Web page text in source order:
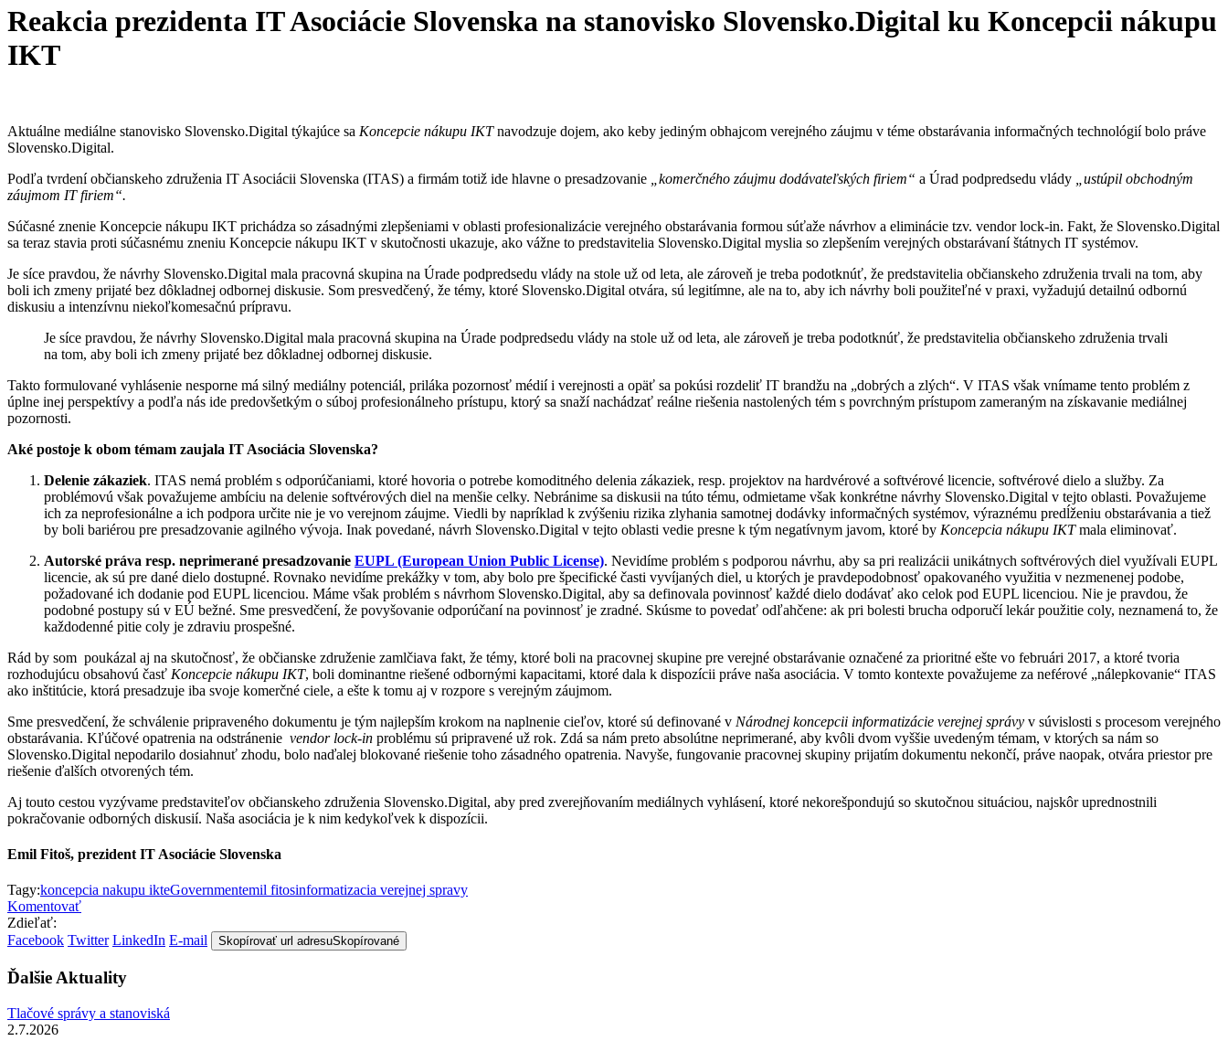
Reakcia prezidenta IT Asociácie Slovenska na stanovisko Slovensko.Digital ku Koncepcii nákupu
IKT
Aktuálne mediálne stanovisko Slovensko.Digital týkajúce sa Koncepcie nákupu IKTnavodzuje dojem, ako keby jediným obhajcom verejného záujmu v téme obstarávania informačných technológií bolo práve
Slovensko.Digital.
Podľa tvrdení občianskeho združenia IT Asociácii Slovenska (ITAS) a firmám totiž ide hlavne o presadzovanie
„komerčného záujmu dodávateľských firiem“ a Úrad podpredsedu vlády
„ustúpil obchodným
záujmom IT firiem“.
Súčasné znenie Koncepcie nákupu IKT prichádza so zásadnými zlepšeniami v oblasti profesionalizácie verejného obstarávania formou súťaže návrhov a eliminácie tzv. vendor lock-in. Fakt, že Slovensko.Digital
sa teraz stavia proti súčasnému zneniu Koncepcie nákupu IKT v skutočnosti ukazuje, ako vážne to predstavitelia Slovensko.Digital myslia so zlepšením verejných obstarávaní štátnych IT systémov.
Je síce pravdou, že návrhy Slovensko.Digital mala pracovná skupina na Úrade podpredsedu vlády na stole už od leta, ale zároveň je treba podotknúť, že predstavitelia občianskeho združenia trvali na tom, aby
boli ich zmeny prijaté bez dôkladnej odbornej diskusie. Som presvedčený, že témy, ktoré Slovensko.Digital otvára, sú legitímne, ale na to, aby ich návrhy boli použiteľné v praxi, vyžadujú detailnú odbornú
diskusiu a intenzívnu niekoľkomesačnú prípravu.
Je síce pravdou, že návrhy Slovensko.Digital mala pracovná skupina na Úrade podpredsedu vlády na stole už od leta, ale zároveň je treba podotknúť, že predstavitelia občianskeho združenia trvali
na tom, aby boli ich zmeny prijaté bez dôkladnej odbornej diskusie.
Takto formulované vyhlásenie nesporne má silný mediálny potenciál, priláka pozornosť médií i verejnosti a opäť sa pokúsi rozdeliť IT brandžu na „dobrých a zlých“. V ITAS však vnímame tento problém z
úplne inej perspektívy a podľa nás ide predovšetkým o súboj profesionálneho prístupu, ktorý sa snaží nachádzať reálne riešenia nastolených tém s povrchným prístupom zameraným na získavanie mediálnej
pozornosti.
Aké postoje k obom témam zaujala IT Asociácia Slovenska?
Delenie zákaziek. ITAS nemá problém s odporúčaniami, ktoré hovoria o potrebe komoditného delenia zákaziek, resp. projektov na hardvérové a softvérové licencie, softvérové dielo a služby. Za
problémovú však považujeme ambíciu na delenie softvérových diel na menšie celky. Nebránime sa diskusii na túto tému, odmietame však konkrétne návrhy Slovensko.Digital v tejto oblasti. Považujeme
ich za neprofesionálne a ich podpora určite nie je vo verejnom záujme. Viedli by napríklad k zvýšeniu rizika zlyhania samotnej dodávky informačných systémov, výraznému predĺženiu obstarávania a tiež
by boli bariérou pre presadzovanie agilného vývoja. Inak povedané, návrh Slovensko.Digital v tejto oblasti vedie presne k tým negatívnym javom, ktoré by Koncepcia nákupu IKTmala eliminovať.
Autorské práva resp. neprimerané presadzovanie EUPL (European Union Public License). Nevidíme problém s podporou návrhu, aby sa pri realizácii unikátnych softvérových diel využívali EUPL
licencie, ak sú pre dané dielo dostupné. Rovnako nevidíme prekážky v tom, aby bolo pre špecifické časti vyvíjaných diel, u ktorých je pravdepodobnosť opakovaného využitia v nezmenenej podobe,
požadované ich dodanie pod EUPL licenciou. Máme však problém s návrhom Slovensko.Digital, aby sa definovala povinnosť každé dielo dodávať ako celok pod EUPL licenciou. Nie je pravdou, že
podobné postupy sú v EÚ bežné. Sme presvedčení, že povyšovanie odporúčaní na povinnosť je zradné. Skúsme to povedať odľahčene: ak pri bolesti brucha odporučí lekár použitie coly, neznamená to, že
každodenné pitie coly je zdraviu prospešné.
Rád by som poukázal aj na skutočnosť, že občianske združenie zamlčiava fakt, že témy, ktoré boli na pracovnej skupine pre verejné obstarávanie označené za prioritné ešte vo februári 2017, a ktoré tvoria
rozhodujúcu obsahovú časť Koncepcie nákupu IKT, boli dominantne riešené odbornými kapacitami, ktoré dala k dispozícii práve naša asociácia. V tomto kontexte považujeme za neférové „nálepkovanie“ ITAS
ako inštitúcie, ktorá presadzuje iba svoje komerčné ciele, a ešte k tomu aj v rozpore s verejným záujmom.
Sme presvedčení, že schválenie pripraveného dokumentu je tým najlepším krokom na naplnenie cieľov, ktoré sú definované v Národnej koncepcii informatizácie verejnej správy v súvislosti s procesom verejného
obstarávania. Kľúčové opatrenia na odstránenie vendor lock-in problému sú pripravené už rok. Zdá sa nám preto absolútne neprimerané, aby kvôli dvom vyššie uvedeným témam, v ktorých sa nám so
Slovensko.Digital nepodarilo dosiahnuť zhodu, bolo naďalej blokované riešenie toho zásadného opatrenia. Navyše, fungovanie pracovnej skupiny prijatím dokumentu nekončí, práve naopak, otvára priestor pre
riešenie ďalších otvorených tém.
Aj touto cestou vyzývame predstaviteľov občianskeho združenia Slovensko.Digital, aby pred zverejňovaním mediálnych vyhlásení, ktoré nekorešpondujú so skutočnou situáciou, najskôr uprednostnili
pokračovanie odborných diskusií. Naša asociácia je k nim kedykoľvek k dispozícii.
Emil Fitoš, prezident IT Asociácie Slovenska
Tagy:koncepcia nakupu ikteGovernmentemil fitosinformatizacia verejnej spravy
Komentovať
Zdieľať:
Facebook Twitter LinkedIn E-mail Skopírovať url adresuSkopírované
Ďalšie Aktuality
Tlačové správy a stanoviská
2.7.2026